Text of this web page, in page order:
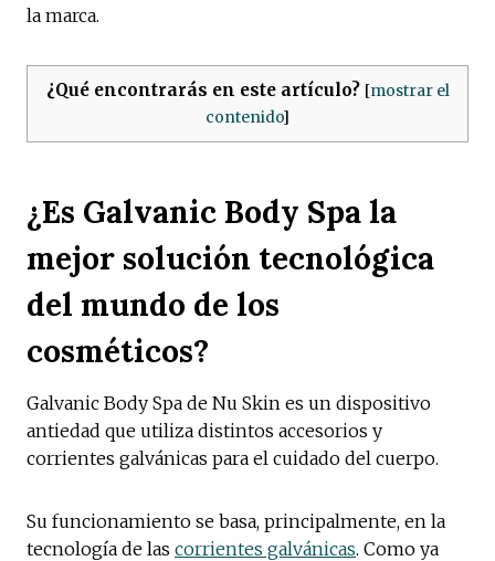
la marca.
¿Qué encontrarás en este artículo? [mostrar el
contenido]
¿Es Galvanic Body Spa la
mejor solución tecnológica
del mundo de los
cosméticos?
Galvanic Body Spa de Nu Skin es un dispositivo
antiedad que utiliza distintos accesorios y
corrientes galvánicas para el cuidado del cuerpo.
Su funcionamiento se basa, principalmente, en la
tecnología de las corrientes galvánicas. Como ya